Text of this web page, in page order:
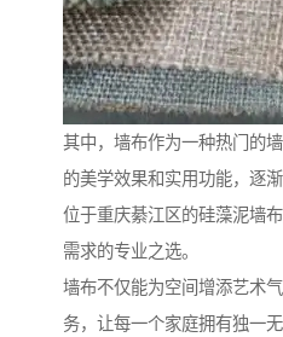
其中，墙布作为一种热门的
的美学效果和实用功能，逐
位于重庆綦江区的硅藻泥墙
需求的专业之选。
墙布不仅能为空间增添艺术
务，让每一个家庭拥有独一无